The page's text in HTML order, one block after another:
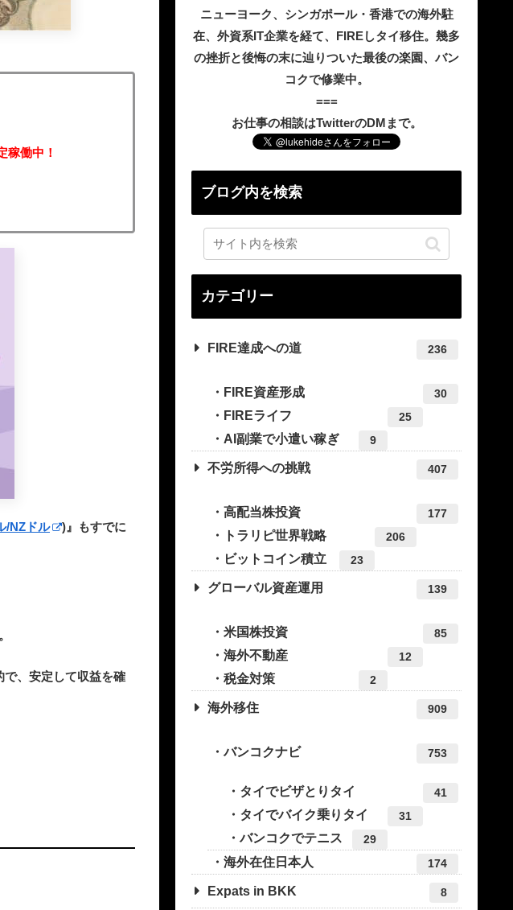
稼働中！
/NZドル
)』もすでに
で、安定して収益を確
ニューヨーク、シンガポール・香港での海外駐
在、外資系IT企業を経て、FIREしタイ移住。幾多
の挫折と後悔の末に辿りついた最後の楽園、バン
コクで修業中。
===
お仕事の相談はTwitterのDMまで。
ブログ内を検索
カテゴリー
FIRE達成への道 236
FIRE資産形成 30
FIREライフ 25
AI副業で小遣い稼ぎ 9
不労所得への挑戦 407
高配当株投資 177
トラリピ世界戦略 206
ビットコイン積立 23
グローバル資産運用 139
米国株投資 85
海外不動産 12
税金対策 2
海外移住 909
バンコクナビ 753
タイでビザとりタイ 41
タイでバイク乗りタイ 31
バンコクでテニス 29
海外在住日本人 174
Expats in BKK 8